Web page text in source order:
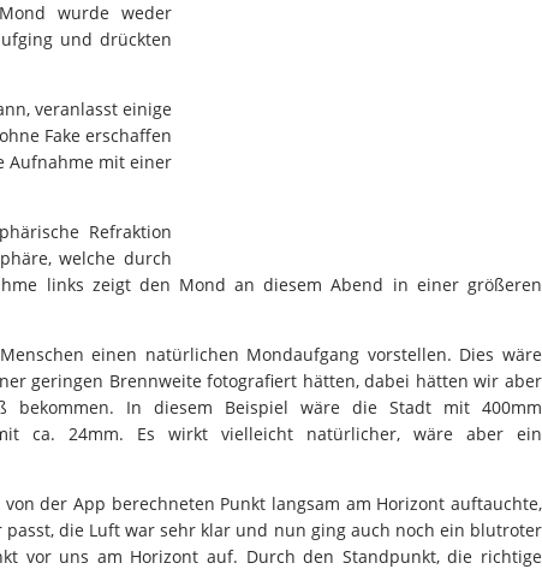
wurde weder
und drückten
veranlasst einige
Fake erschaffen
Aufnahme mit einer
Refraktion
welche durch
links zeigt den Mond an diesem Abend in einer größeren
einen natürlichen Mondaufgang vorstellen. Dies wäre
geringen Brennweite fotografiert hätten, dabei hätten wir aber
bekommen. In diesem Beispiel wäre die Stadt mit 400mm
ca. 24mm. Es wirkt vielleicht natürlicher, wäre aber ein
der App berechneten Punkt langsam am Horizont auftauchte,
die Luft war sehr klar und nun ging auch noch ein blutroter
vor uns am Horizont auf. Durch den Standpunkt, die richtige